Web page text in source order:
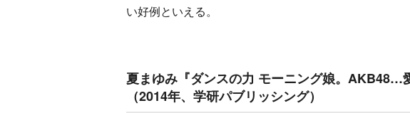
い好例といえる。
夏まゆみ『ダンスの力 モーニング娘。AKB48…
（2014年、学研パブリッシング）